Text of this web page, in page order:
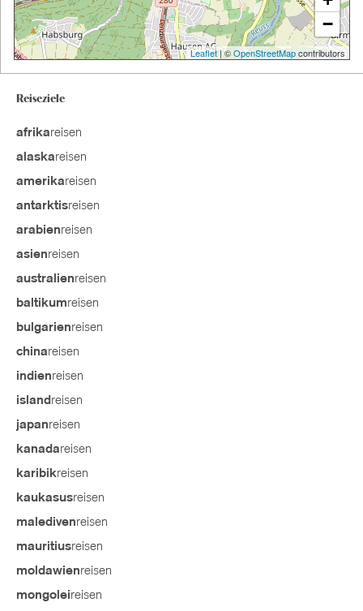
−
Leaflet| ©OpenStreetMapcontributors
Reiseziele
afrikareisen
alaskareisen
amerikareisen
antarktisreisen
arabienreisen
asienreisen
australienreisen
baltikumreisen
bulgarienreisen
chinareisen
indienreisen
island reisen
japanreisen
kanadareisen
karibikreisen
kaukasusreisen
maledivenreisen
mauritiusreisen
moldawienreisen
mongoleireisen